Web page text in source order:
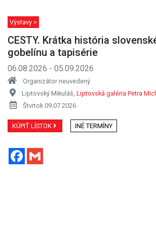
Výstavy >
CESTY. Krátka história
gobelínu a tapisérie
06.08.2026 - 05.09.2026
Organizátor neuvedený
Liptovský Mikuláš, Liptovská galéria Petra
Štvrtok 09.07.2026
KÚPIŤ LÍSTOK INÉ TERMÍNY
Facebook